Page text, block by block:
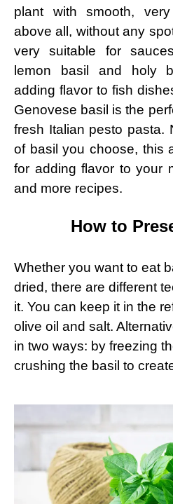
plant with smooth,
above all, without any
very suitable for
lemon basil and holy
adding flavor to fish
Genovese basil is the
fresh Italian pesto pasta.
of basil you choose, this
for adding flavor to your
and more recipes.
How to
Whether you want to eat
dried, there are different
it. You can keep it in the
olive oil and salt.
in two ways: by freezing
crushing the basil to